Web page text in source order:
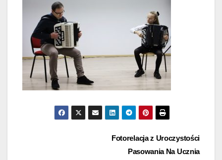
Fotorelacja z Uroczystości
Pasowania Na Ucznia